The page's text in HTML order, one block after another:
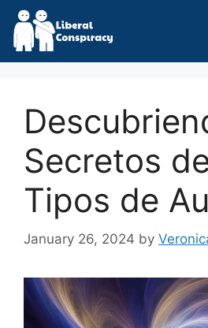
Skip
content
Secretos
Tipos de
January 26, 2024 by